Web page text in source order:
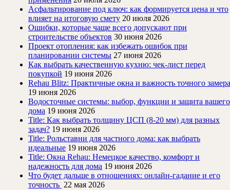
Асфальтирование под ключ: как формируется цена и что
влияет на итоговую смету 20 июля 2026
Ошибки, которые чаще всего допускают при
строительстве объектов 30 июня 2026
Проект отопления: как избежать ошибок при
планировании системы 27 июня 2026
Как выбрать качественную кухню: чек-лист перед
покупкой 19 июня 2026
Rehau Blitz: Практичные окна и важность точного замера
19 июня 2026
Водосточные системы: выбор, функции и защита вашего
дома 19 июня 2026
Title: Как выбрать толщину ЦСП (8-20 мм) для разных
задач? 19 июня 2026
Title: Рольставни для частного дома: как выбрать
идеальные 19 июня 2026
Title: Окна Rehau: Немецкое качество, комфорт и
надежность для дома 19 июня 2026
Что будет дальше в отношениях: онлайн-гадание и его
точность 22 мая 2026